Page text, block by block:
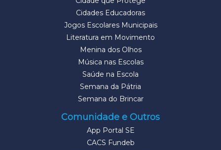
Cidades Educadoras
Jogos Escolares Municipais
Literatura em Movimento
Menina dos Olhos
Música nas Escolas
Saúde na Escola
Semana da Pátria
Semana do Brincar
Comunidade e Outros
App Portal SE
CACS Fundeb